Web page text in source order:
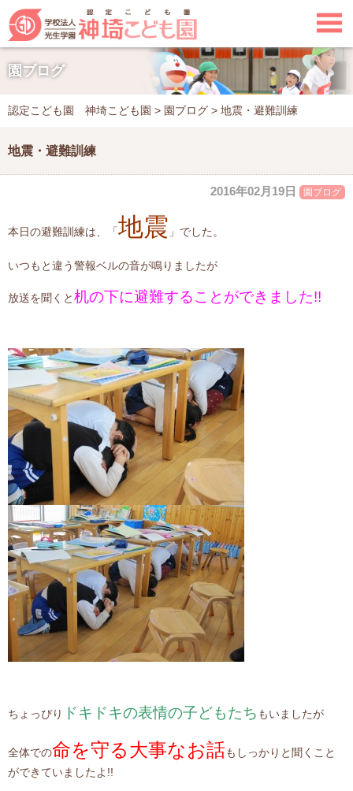

園ブログ
認定こども園 神埼こども園 > 園ブログ > 地震・避難訓練
地震・避難訓練
2016年02月19日 園ブログ
本日の避難訓練は、「地震 」でした。
いつもと違う警報ベルの音が鳴りましたが
放送を聞くと机の下に避難することができました!!
ちょっぴり ドキドキの表情の子どもたち もいましたが
全体での命を守る大事なお話もしっかりと聞くこと
ができていましたよ!!